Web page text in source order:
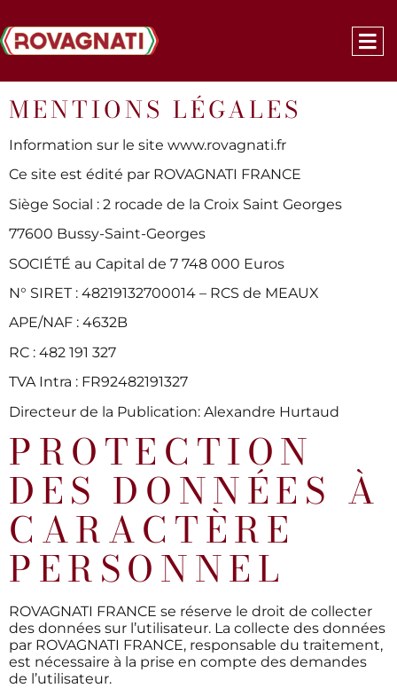
MENTIONS LÉGALES
Information sur le site www.rovagnati.fr
Ce site est édité par ROVAGNATI FRANCE
Siège Social : 2 rocade de la Croix Saint Georges
77600 Bussy-Saint-Georges
SOCIÉTÉ au Capital de 7 748 000 Euros
N° SIRET : 48219132700014 – RCS de MEAUX
APE/NAF : 4632B
RC : 482 191 327
TVA Intra : FR92482191327
Directeur de la Publication: Alexandre Hurtaud
PROTECTION
DES DONNÉES À
CARACTÈRE
PERSONNEL
ROVAGNATI FRANCE se réserve le droit de collecter
des données sur l’utilisateur. La collecte des données
par ROVAGNATI FRANCE, responsable du traitement,
est nécessaire à la prise en compte des demandes
de l’utilisateur.